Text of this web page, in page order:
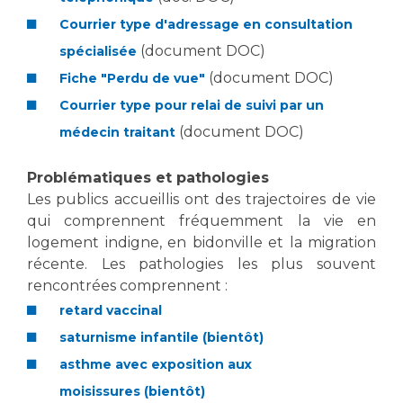
Salon des familles
Transports sanitaires
Vos droits, vos devoirs
Handicap
Handi 13
Pôle Médecine Physique et Réadaptation
Accueil sourds et malentendants
Charte Romain Jacob
Mouvement Parcours Handicap 13
Activité physique
Les structures de recherche
Écoles et Instituts de Formation
Plateforme des internes
Professionnels de santé
Adresser un patient
Réseaux de soins
Adresser un examen au Laboratoire de Biologie
Médicale
Courrier type d'adressage en consultation
spécialisée (document DOC)
Fiche "Perdu de vue" (document DOC)
Courrier type pour relai de suivi par un
médecin traitant (document DOC)
Problématiques et pathologies
Les publics accueillis ont des trajectoires de vie
qui comprennent fréquemment la vie en
logement indigne, en bidonville et la migration
récente. Les pathologies les plus souvent
rencontrées comprennent :
retard vaccinal
saturnisme infantile (bientôt)
asthme avec exposition aux
moisissures (bientôt)